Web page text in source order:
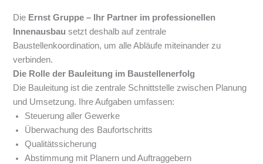
Die Ernst Gruppe – Ihr Partner im professionellen
Innenausbau setzt deshalb auf zentrale
Baustellenkoordination, um alle Abläufe miteinander zu
verbinden.
Die Rolle der Bauleitung im Baustellenerfolg
Die Bauleitung ist die zentrale Schnittstelle zwischen Planung
und Umsetzung. Ihre Aufgaben umfassen:
Steuerung aller Gewerke
Überwachung des Baufortschritts
Qualitätssicherung
Abstimmung mit Planern und Auftraggebern